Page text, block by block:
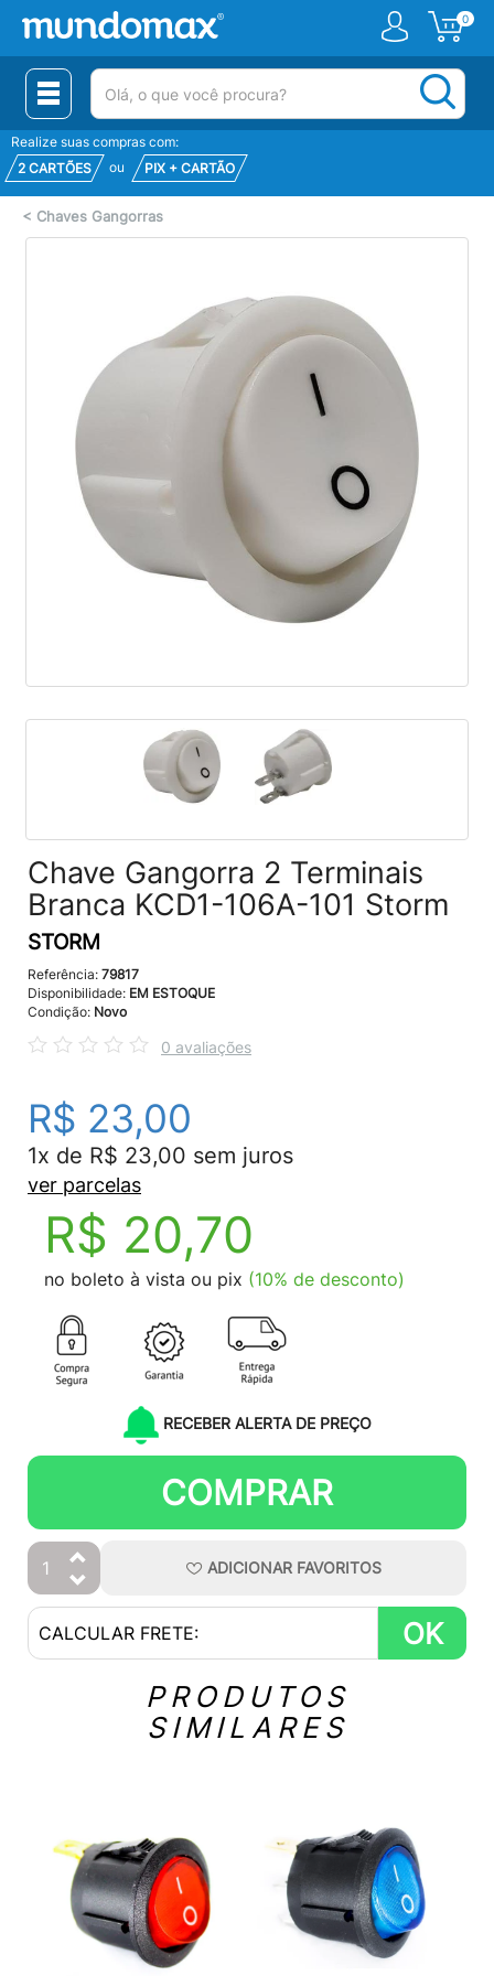
0
(pesquisar)
Realize suas compras com:
2 CARTÕES
ou PIX + CARTÃO
< Chaves Gangorras
Chave Gangorra 2 Terminais
Branca KCD1-106A-101 Storm
STORM
Referência: 79817
Disponibilidade: EM ESTOQUE
Condição: Novo
0 avaliações
R$ 23,00
1x de R$ 23,00 sem juros
ver parcelas
R$ 20,70
no boleto à vista ou pix (10% de desconto)
RECEBER ALERTA DE PREÇO
COMPRAR
ADICIONAR FAVORITOS
OK
PRODUTOS
SIMILARES